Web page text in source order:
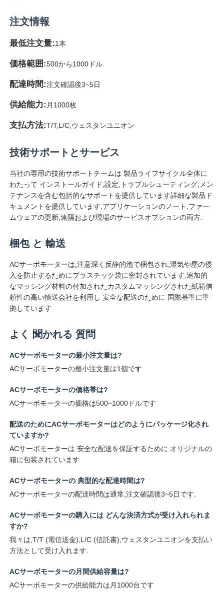
人間の機械インターフェース
ギヤ減力剤
ACサーボモーター
注文情報
最低注文量:1本
価格範囲:500から1000ドル
配達時間:注文確認後3~5日
供給能力: 月1000枚
支払方法:T/T,L/C,ウェスタンユニオン
技術サポートとサービス
当社の専用の技術サポートチームは 製品ライフサイクル全体に
わたって インストールガイド,設定,トラブルシューティング,メン
テナンスを含む包括的なサポートを提供しています詳細な製品ド
キュメントを提供しています,アプリケーションのノート,ファー
ムウェアの更新,遠隔および現場のサービスオプションの両方.
梱包 と 輸送
ACサーボモーターは,注意深く反静的泡で梱包され,湿気や塵の侵
入を防止するためにプラスチック袋に密封されています.追加的
なマッシング材料の付加されたカスタムマッシングされた紙箱信
頼性の高い輸送会社を利用し 安全な配送のために 国際基準に準
拠しています
よく 聞かれる 質問
ACサーボモーターの最小注文量は?
ACサーボモーターの最小注文量は1個です
ACサーボモーターの価格帯は?
ACサーボモーターの価格は500~1000ドルです
配送のためにACサーボモーターはどのようにパッケージ化され
ていますか?
ACサーボモーターは 安全な配送を保証するために オリジナルの
箱に包装されています
ACサーボモーターの 典型的な配達時間は?
ACサーボモーターの配達時間は通常,注文確認後3~5日です.
ACサーボモーターの購入には どんな決済方式が受け入れられま
すか?
我々は,T/T (電信送金),L/C (信託書),ウェスタンユニオンを支払い
方法として受け入れます.
ACサーボモーターの月間供給容量は?
ACサーボモーターの供給能力は月1000台です